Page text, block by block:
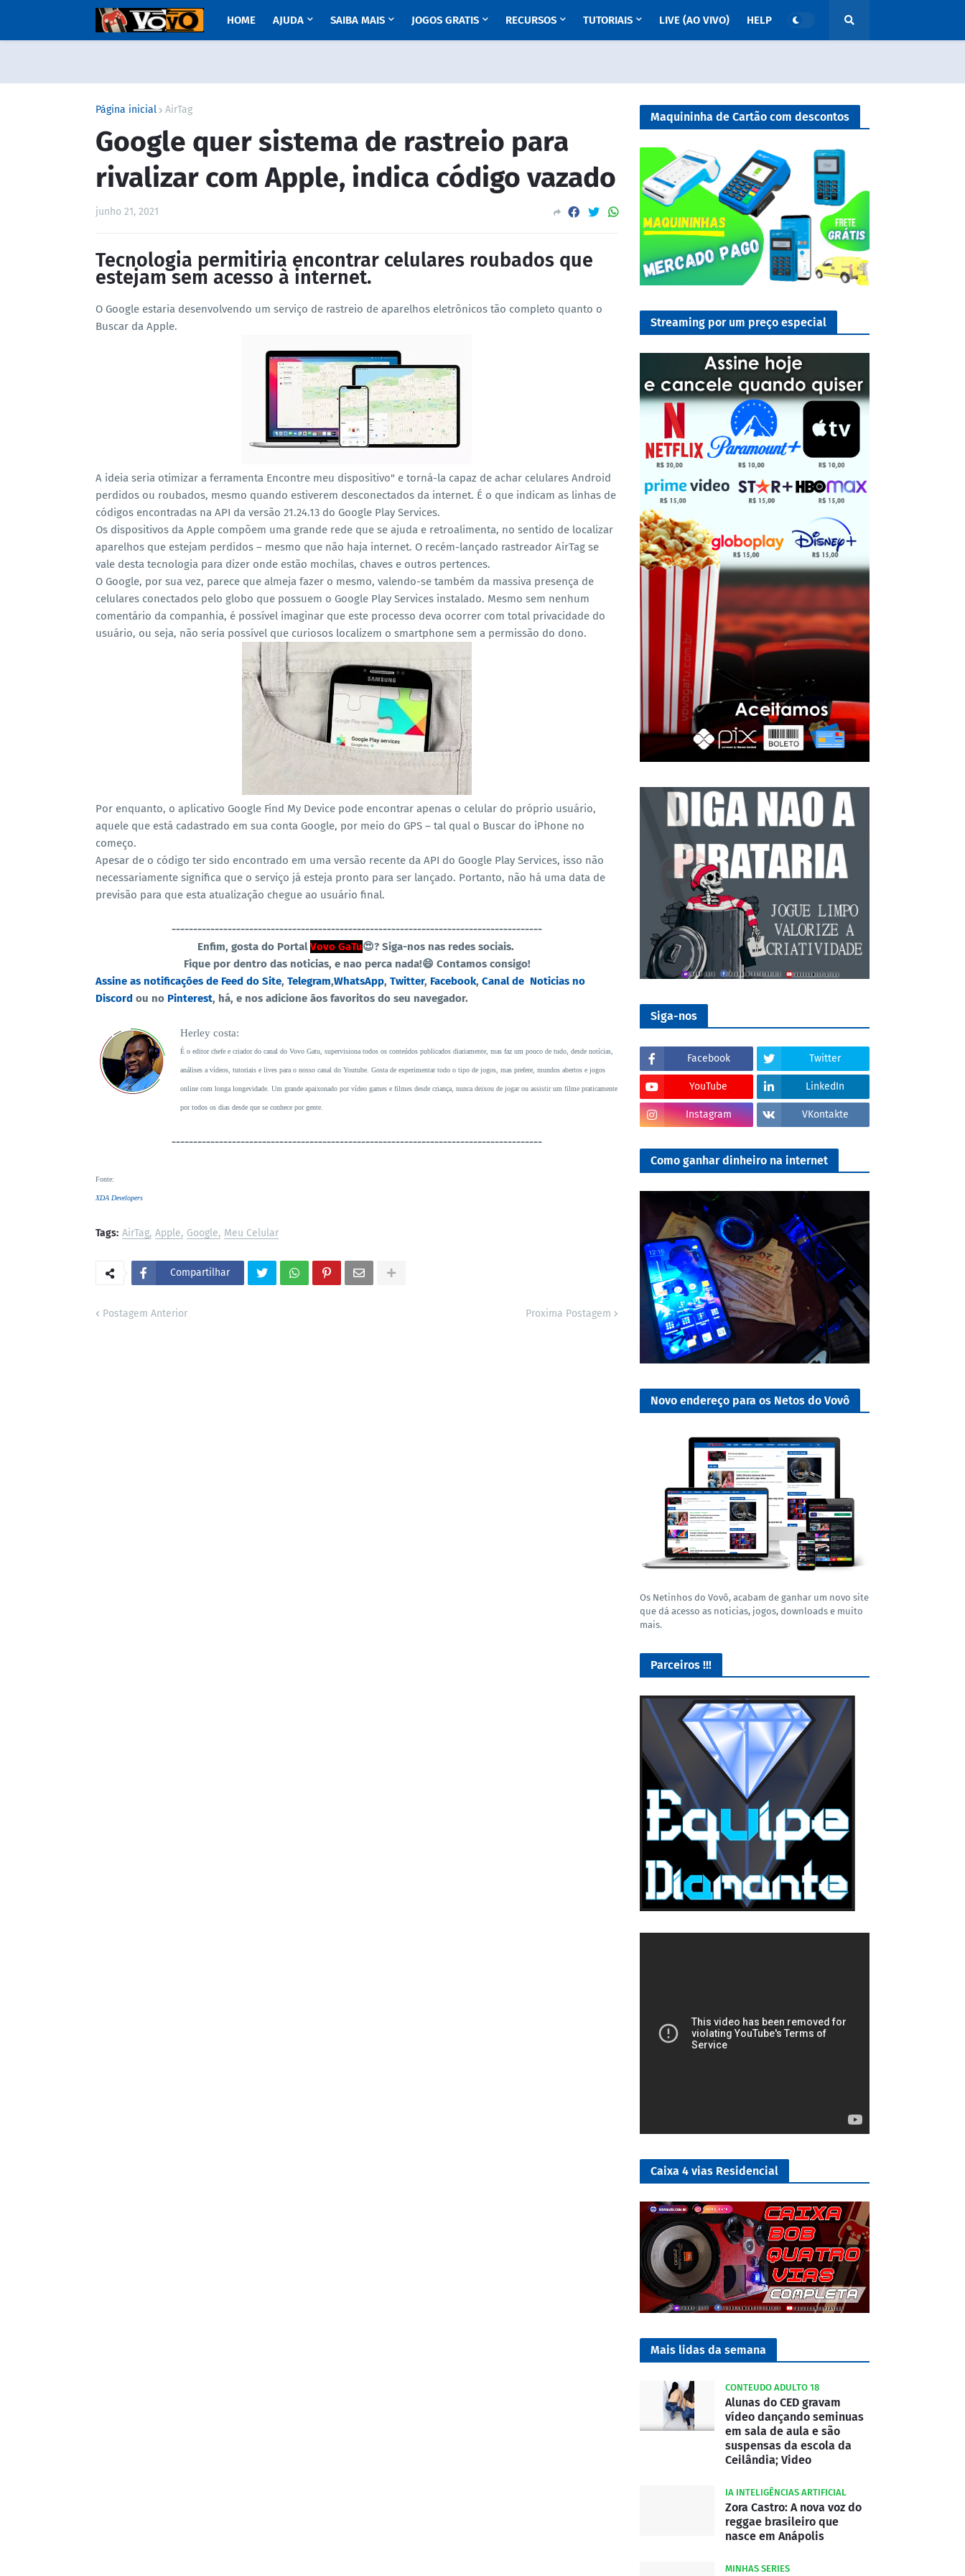
HOME AJUDA SAIBA MAIS JOGOS GRATIS RECURSOS TUTORIAIS LIVE (AO VIVO) HELP
Página inicial AirTag
Google quer sistema de rastreio para
rivalizar com Apple, indica código vazado
junho 21, 2021
Tecnologia permitiria encontrar celulares roubados que
estejam sem acesso à internet.
O Google estaria desenvolvendo um serviço de rastreio de aparelhos eletrônicos tão completo quanto o
Buscar da Apple.
A ideia seria otimizar a ferramenta Encontre meu dispositivo" e torná-la capaz de achar celulares Android
perdidos ou roubados, mesmo quando estiverem desconectados da internet. É o que indicam as linhas de
códigos encontradas na API da versão 21.24.13 do Google Play Services.
Os dispositivos da Apple compõem uma grande rede que se ajuda e retroalimenta, no sentido de localizar
aparelhos que estejam perdidos – mesmo que não haja internet. O recém-lançado rastreador AirTag se
vale desta tecnologia para dizer onde estão mochilas, chaves e outros pertences.
O Google, por sua vez, parece que almeja fazer o mesmo, valendo-se também da massiva presença de
celulares conectados pelo globo que possuem o Google Play Services instalado. Mesmo sem nenhum
comentário da companhia, é possível imaginar que este processo deva ocorrer com total privacidade do
usuário, ou seja, não seria possível que curiosos localizem o smartphone sem a permissão do dono.
Por enquanto, o aplicativo Google Find My Device pode encontrar apenas o celular do próprio usuário,
aquele que está cadastrado em sua conta Google, por meio do GPS – tal qual o Buscar do iPhone no
começo.
Apesar de o código ter sido encontrado em uma versão recente da API do Google Play Services, isso não
necessariamente significa que o serviço já esteja pronto para ser lançado. Portanto, não há uma data de
previsão para que esta atualização chegue ao usuário final.
--------------------------------------------------------------------------------------
Enfim, gosta do PortalVovo GaTu😍? Siga-nos nas redes sociais.
Fique por dentro das noticias, e nao perca nada!😄 Contamos consigo!
Assine as notificações de Feed do Site, Telegram,WhatsApp, Twitter, Facebook, Canal de Noticias no
Discord ou no Pinterest, há, e nos adicione ãos favoritos do seu navegador.
Herley costa:
É o editor chefe e criador do canal do Vovo Gatu, supervisiona todos os conteúdos publicados diariamente, mas faz um pouco de tudo, desde notícias,
análises a vídeos, tutoriais e lives para o nosso canal do Youtube. Gosta de experimentar todo o tipo de jogos, mas prefere, mundos abertos e jogos
online com longa longevidade. Um grande apaixonado por vídeo games e filmes desde criança, nunca deixou de jogar ou assistir um filme praticamente
por todos os dias desde que se conhece por gente.
--------------------------------------------------------------------------------------
Fonte:
XDA Developers
Tags: AirTag Apple Google Meu Celular
Compartilhar
Postagem Anterior Proxima Postagem
Maquininha de Cartão com descontos
Streaming por um preço especial
Siga-nos
Facebook Twitter
YouTube LinkedIn
Instagram VKontakte
Como ganhar dinheiro na internet
Novo endereço para os Netos do Vovô
Os Netinhos do Vovô, acabam de ganhar um novo site
que dá acesso as noticias, jogos, downloads e muito
mais.
Parceiros !!!
Caixa 4 vias Residencial
Mais lidas da semana
CONTEUDO ADULTO 18
Alunas do CED gravam
vídeo dançando seminuas
em sala de aula e são
suspensas da escola da
Ceilândia; Video
IA INTELIGÊNCIAS ARTIFICIAL
Zora Castro: A nova voz do
reggae brasileiro que
nasce em Anápolis
MINHAS SERIES